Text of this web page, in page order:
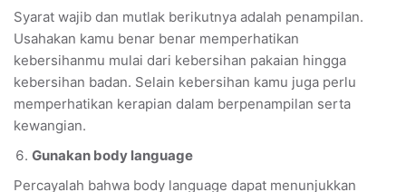
Syarat wajib dan mutlak berikutnya adalah penampilan.
Usahakan kamu benar benar memperhatikan
kebersihanmu mulai dari kebersihan pakaian hingga
kebersihan badan. Selain kebersihan kamu juga perlu
memperhatikan kerapian dalam berpenampilan serta
kewangian.
Gunakan body language
Percayalah bahwa body language dapat menunjukkan